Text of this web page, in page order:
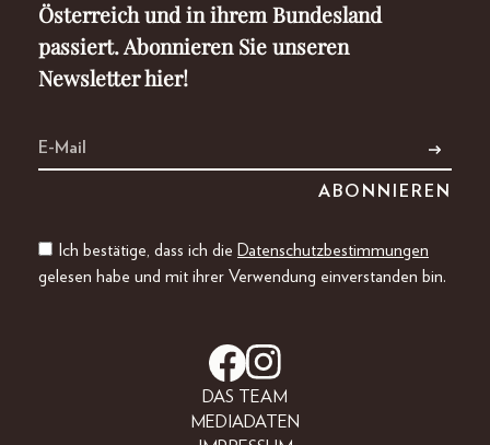
Österreich und in ihrem Bundesland
passiert. Abonnieren Sie unseren
Newsletter hier!
Ich bestätige, dass ich die Datenschutzbestimmungen
gelesen habe und mit ihrer Verwendung einverstanden bin.
DAS TEAM
MEDIADATEN